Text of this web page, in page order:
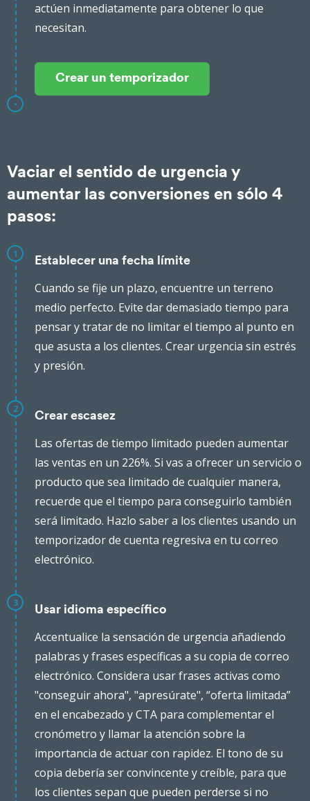
actúen inmediatamente para obtener lo que
necesitan.
Crear un temporizador
Vaciar el sentido de urgencia y
aumentar las conversiones en sólo 4
pasos:
1
Establecer una fecha límite
Cuando se fije un plazo, encuentre un terreno
medio perfecto. Evite dar demasiado tiempo para
pensar y tratar de no limitar el tiempo al punto en
que asusta a los clientes. Crear urgencia sin estrés
y presión.
2
Crear escasez
Las ofertas de tiempo limitado pueden aumentar
las ventas en un 226%. Si vas a ofrecer un servicio o
producto que sea limitado de cualquier manera,
recuerde que el tiempo para conseguirlo también
será limitado. Hazlo saber a los clientes usando un
temporizador de cuenta regresiva en tu correo
electrónico.
3
Usar idioma específico
Accentualice la sensación de urgencia añadiendo
palabras y frases específicas a su copia de correo
electrónico. Considera usar frases activas como
"conseguir ahora", "apresúrate", “oferta limitada”
en el encabezado y CTA para complementar el
cronómetro y llamar la atención sobre la
importancia de actuar con rapidez. El tono de su
copia debería ser convincente y creíble, para que
los clientes sepan que pueden perderse si no